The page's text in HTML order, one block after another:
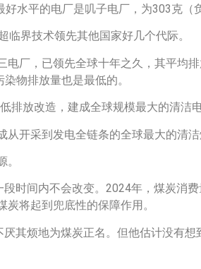
水平的电厂是叽子电厂，为303克（
界技术领先其他国家好几个代际。
厂，已领先全球十年之久，其平均
物排放量也是最低的。
排放改造，建成全球规模最大的清洁
开采到发电全链条的全球最大的清洁
时间内不会改变。2024年，煤炭消
将起到兜底性的保障作用。
其烦地为煤炭正名。但他估计没有